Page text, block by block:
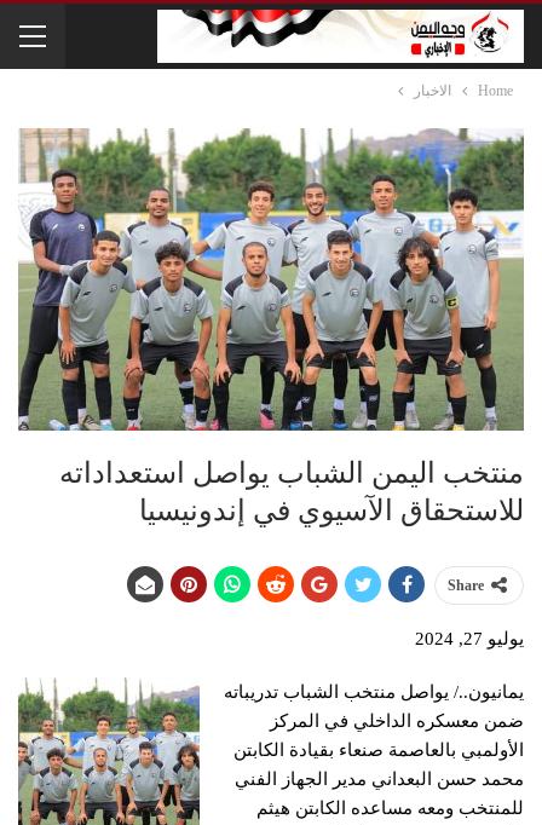
Home الاخبار
منتخب اليمن الشباب یواصل استعداداته
للاستحقاق الآسیوي في إندونيسیا
Share
يوليو 27, 2024
يمانيون../ یواصل منتخب الشباب تدريباته
ضمن معسكره الداخلي في المركز
الأولمبي بالعاصمة صنعاء بقيادة الكابتن
محمد حسن البعداني مدیر الجهاز الفني
للمنتخب ومعه مساعده الكابتن هيثم